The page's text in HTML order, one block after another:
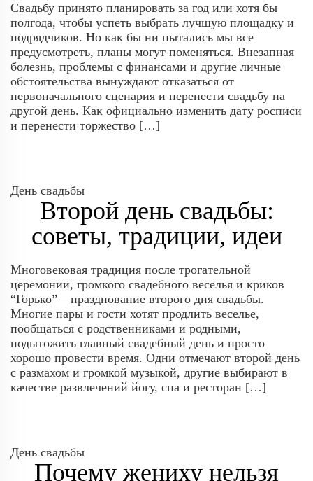
Свадьбу принято планировать за год или хотя бы
полгода, чтобы успеть выбрать лучшую площадку и
подрядчиков. Но как бы ни пытались мы все
предусмотреть, планы могут поменяться. Внезапная
болезнь, проблемы с финансами и другие личные
обстоятельства вынуждают отказаться от
первоначального сценария и перенести свадьбу на
другой день. Как официально изменить дату росписи
и перенести торжество […]
День свадьбы
Второй день свадьбы:
советы, традиции, идеи
Многовековая традиция после трогательной
церемонии, громкого свадебного веселья и криков
“Горько” – празднование второго дня свадьбы.
Многие пары и гости хотят продлить веселье,
пообщаться с родственниками и родными,
подытожить главный свадебный день и просто
хорошо провести время. Одни отмечают второй день
с размахом и громкой музыкой, другие выбирают в
качестве развлечений йогу, спа и ресторан […]
День свадьбы
Почему жениху нельзя